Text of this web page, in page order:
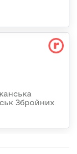
Збройних